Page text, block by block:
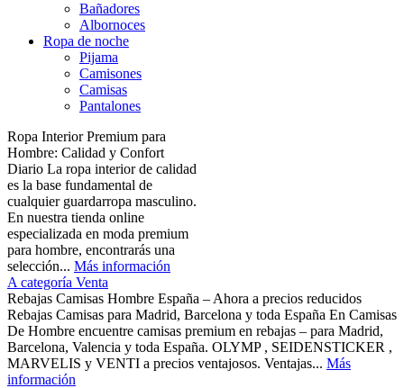
Bañadores
Albornoces
Ropa de noche
Pijama
Camisones
Camisas
Pantalones
Ropa Interior Premium para
Hombre: Calidad y Confort
Diario La ropa interior de calidad
es la base fundamental de
cualquier guardarropa masculino.
En nuestra tienda online
especializada en moda premium
para hombre, encontrarás una
selección... Más información
A categoría Venta
Rebajas Camisas Hombre España – Ahora a precios reducidos
Rebajas Camisas para Madrid, Barcelona y toda España En Camisas
De Hombre encuentre camisas premium en rebajas – para Madrid,
Barcelona, Valencia y toda España. OLYMP , SEIDENSTICKER ,
MARVELIS y VENTI a precios ventajosos. Ventajas... Más
información